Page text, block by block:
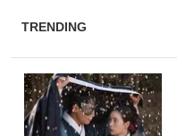
TRENDING